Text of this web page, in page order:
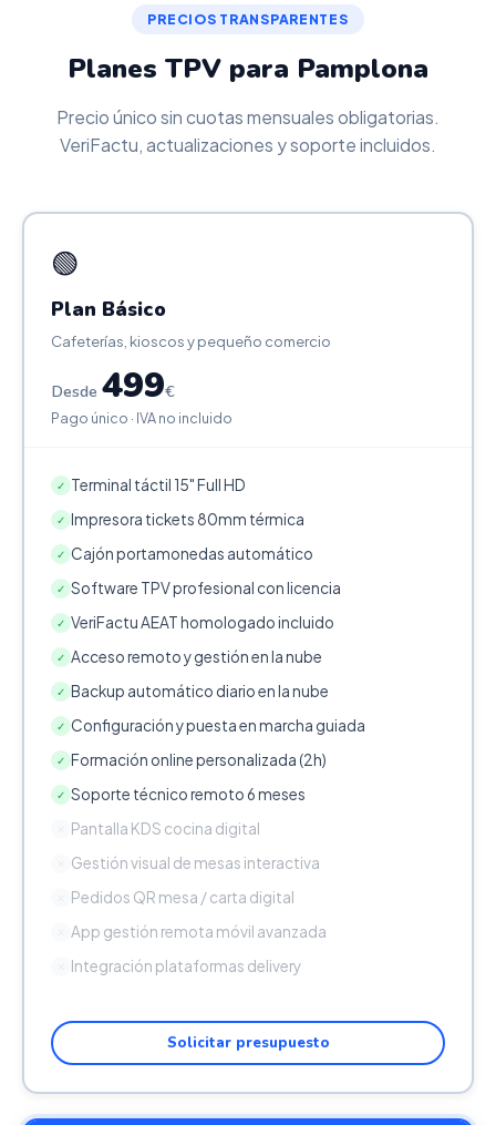
PRECIOS TRANSPARENTES
Planes TPV para Pamplona
Precio único sin cuotas mensuales obligatorias.
VeriFactu, actualizaciones y soporte incluidos.
🟢
Plan Básico
Cafeterías, kioscos y pequeño comercio
Desde 499€
Pago único · IVA no incluido
✓ Terminal táctil 15" Full HD
✓ Impresora tickets 80mm térmica
✓ Cajón portamonedas automático
✓ Software TPV profesional con licencia
✓ VeriFactu AEAT homologado incluido
✓ Acceso remoto y gestión en la nube
✓ Backup automático diario en la nube
✓ Configuración y puesta en marcha guiada
✓ Formación online personalizada (2h)
✓ Soporte técnico remoto 6 meses
Pantalla KDS cocina digital
Gestión visual de mesas interactiva
Pedidos QR mesa / carta digital
App gestión remota móvil avanzada
Integración plataformas delivery
Solicitar presupuesto